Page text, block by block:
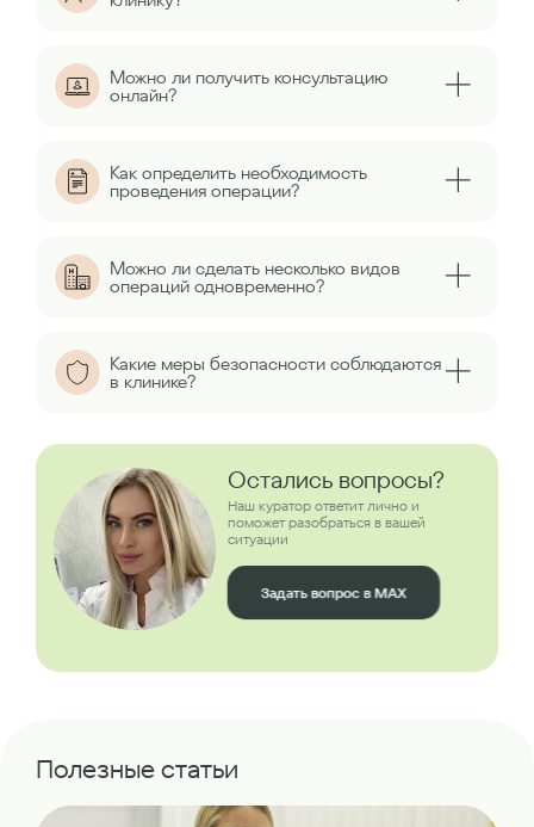
Можно ли получить консультацию
онлайн?
Как определить необходимость
проведения операции?
Можно ли сделать несколько видов
операций одновременно?
Какие меры безопасности соблюдаются
в клинике?
Остались вопросы?
Наш куратор ответит лично и
поможет разобраться в вашей
ситуации
Задать вопрос в MAX
Полезные статьи